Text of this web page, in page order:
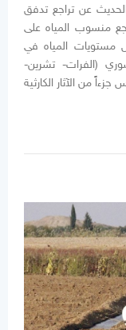
عن تراجع تدفق
منسوب المياه على
مستويات المياه في
(الفرات- تشرين-
من الآثار الكارثية